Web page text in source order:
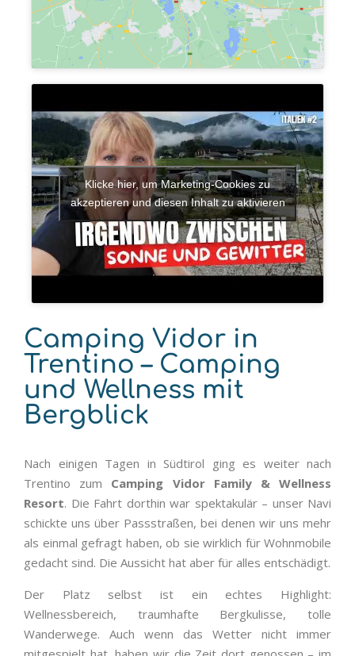
Klicke hier, um Marketing-Cookies zu
akzeptieren und diesen Inhalt zu aktivieren
Camping Vidor in
Trentino – Camping
und Wellness mit
Bergblick
Nach einigen Tagen in Südtirol ging es weiter nach
Trentino zum Camping Vidor Family & Wellness
Resort. Die Fahrt dorthin war spektakulär – unser Navi
schickte uns über Passstraßen, bei denen wir uns mehr
als einmal gefragt haben, ob sie wirklich für Wohnmobile
gedacht sind. Die Aussicht hat aber für alles entschädigt.
Der Platz selbst ist ein echtes Highlight:
Wellnessbereich, traumhafte Bergkulisse, tolle
Wanderwege. Auch wenn das Wetter nicht immer